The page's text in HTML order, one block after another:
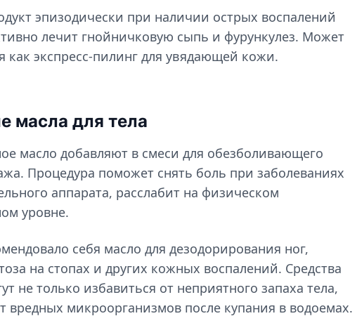
эпизодически при наличии острых воспалений
лечит гнойничковую сыпь и фурункулез. Может
как экспресс-пилинг для увядающей кожи.
масла для тела
масло добавляют в смеси для обезболивающего
Процедура поможет снять боль при заболеваниях
аппарата, расслабит на физическом
уровне.
себя масло для дезодорирования ног,
на стопах и других кожных воспалений. Средства
не только избавиться от неприятного запаха тела,
вредных микроорганизмов после купания в водоемах.